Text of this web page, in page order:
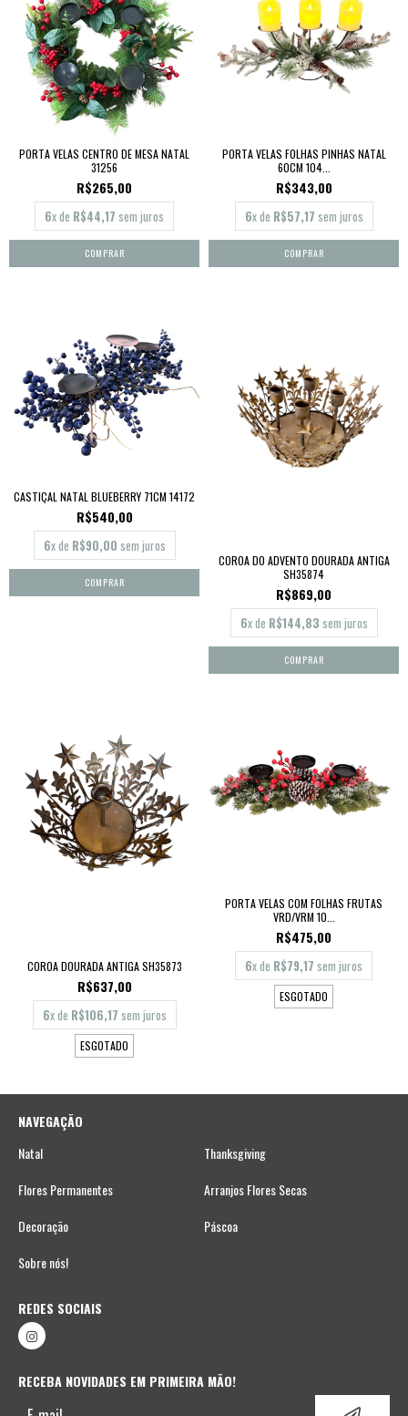
PORTA VELAS CENTRO DE MESA NATAL
31256
R$265,00
6x de R$44,17 sem juros
PORTA VELAS FOLHAS PINHAS NATAL
60CM 104...
R$343,00
6x de R$57,17 sem juros
CASTIÇAL NATAL BLUEBERRY 71CM 14172
R$540,00
6x de R$90,00 sem juros
COROA DO ADVENTO DOURADA ANTIGA
SH35874
R$869,00
6x de R$144,83 sem juros
COROA DOURADA ANTIGA SH35873
R$637,00
6x de R$106,17 sem juros
ESGOTADO
PORTA VELAS COM FOLHAS FRUTAS
VRD/VRM 10...
R$475,00
6x de R$79,17 sem juros
ESGOTADO
NAVEGAÇÃO
Natal
Thanksgiving
Flores Permanentes
Arranjos Flores Secas
Decoração
Páscoa
Sobre nós!
REDES SOCIAIS
RECEBA NOVIDADES EM PRIMEIRA MÃO!